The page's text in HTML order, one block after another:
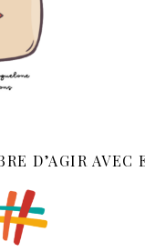
D’AGIR AVEC